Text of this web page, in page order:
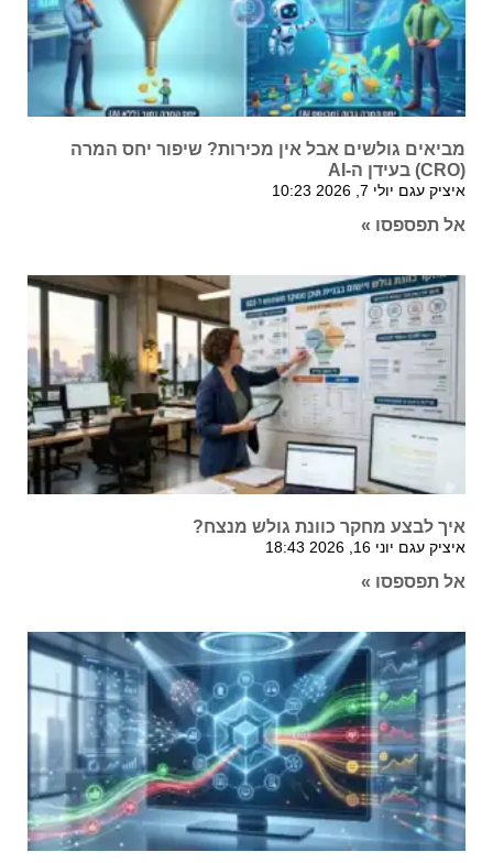
מביאים גולשים אבל אין מכירות? שיפור יחס המרה
(CRO) בעידן ה-AI
איציק עגם יולי 7, 2026 10:23
אל תפספסו »
איך לבצע מחקר כוונת גולש מנצח?
איציק עגם יוני 16, 2026 18:43
אל תפספסו »